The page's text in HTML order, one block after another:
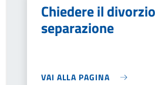
Chiedere il
separazione
VAI ALLA PAGINA